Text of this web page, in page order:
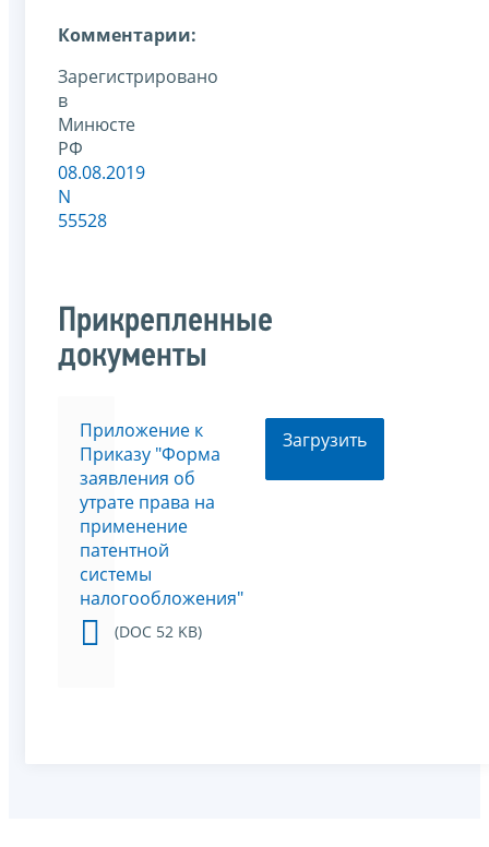
Комментарии:
Зарегистрировано
в
Минюсте
РФ
08.08.2019
N
55528
Прикрепленные
документы
Приложение к
Приказу "Форма
заявления об
утрате права на
применение
патентной
системы
налогообложения"
(DOC 52 KB)
Загрузить